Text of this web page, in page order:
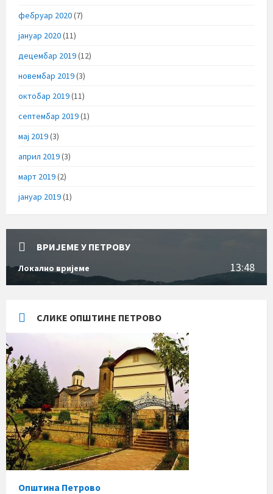
фебруар 2020(7)
јануар 2020(11)
децембар 2019(12)
новембар 2019(3)
октобар 2019(11)
септембар 2019(1)
мај 2019(3)
април 2019(3)
март 2019(2)
јануар 2019(1)
ВРИЈЕМЕ У ПЕТРОВУ
Локално вријеме 13:48
СЛИКЕ ОПШТИНЕ ПЕТРОВО
Општина Петрово